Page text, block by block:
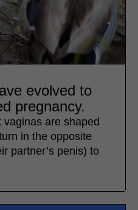
evolved to
pregnancy.
are shaped
in the opposite
partner’s penis) to